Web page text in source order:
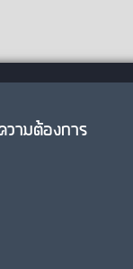
ามต้องการ